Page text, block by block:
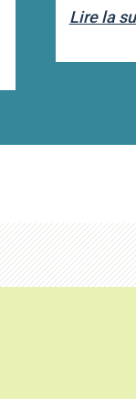
Lire la